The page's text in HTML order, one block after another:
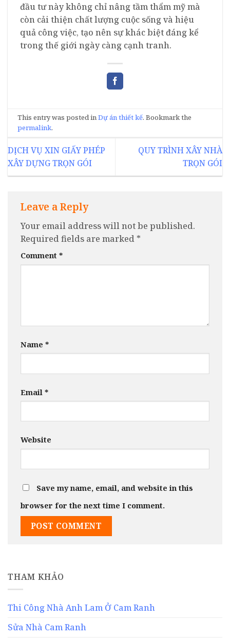
đầu tư này không chỉ nâng tầm thẩm mỹ mà
còn cải thiện chất lượng cuộc sống và hiệu
quả công việc, tạo nên sự khác biệt đáng kể
trong thế giới ngày càng cạnh tranh.
This entry was posted inDự án thiết kế. Bookmark the
permalink.
DỊCH VỤ XIN GIẤY PHÉP
XÂY DỰNG TRỌN GÓI
QUY TRÌNH XÂY NHÀ
TRỌN GÓI
Leave a Reply
Your email address will not be published.
Required fields are marked *
Comment *
Name *
Email *
Website
Save my name, email, and website in this
browser for the next time I comment.
THAM KHẢO
Thi Công Nhà Anh Lam Ở Cam Ranh
Sửa Nhà Cam Ranh